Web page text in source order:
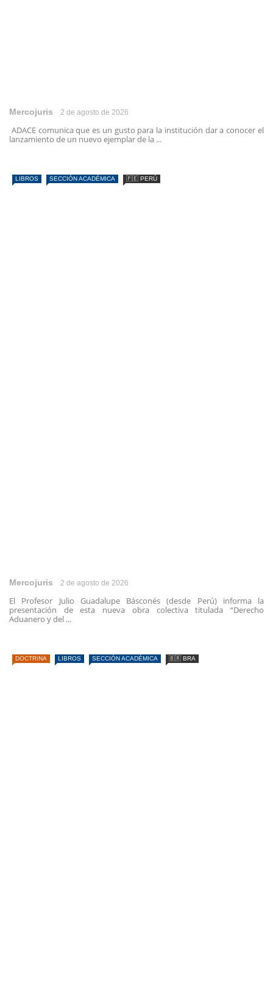
Mercojuris 2 de agosto de 2026
ADACE comunica que es un gusto para la institución dar a conocer el
lanzamiento de un nuevo ejemplar de la ...
LIBROS SECCIÓN ACADÉMICA 🇵🇪 PERÚ
Mercojuris 2 de agosto de 2026
El Profesor Julio Guadalupe Básconés (desde Perú) informa la
presentación de esta nueva obra colectiva titulada “Derecho
Aduanero y del ...
DOCTRINA LIBROS SECCIÓN ACADÉMICA 🇧🇷 BRA